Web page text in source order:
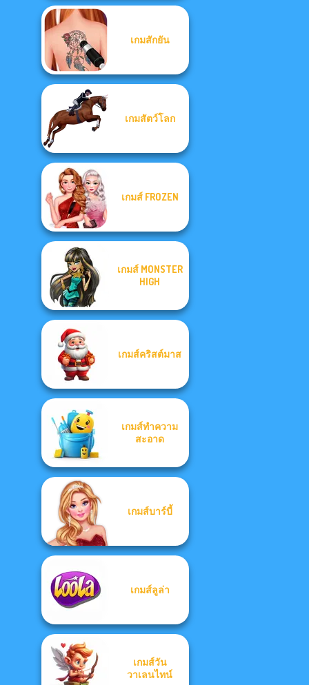
เกมสักยัน
เกมสัตว์โลก
เกมส์ FROZEN
เกมส์ MONSTER
HIGH
เกมส์คริสต์มาส
เกมส์ทำความ
สะอาด
เกมส์บาร์บี้
เกมส์ลูล่า
เกมส์วัน
วาเลนไทน์